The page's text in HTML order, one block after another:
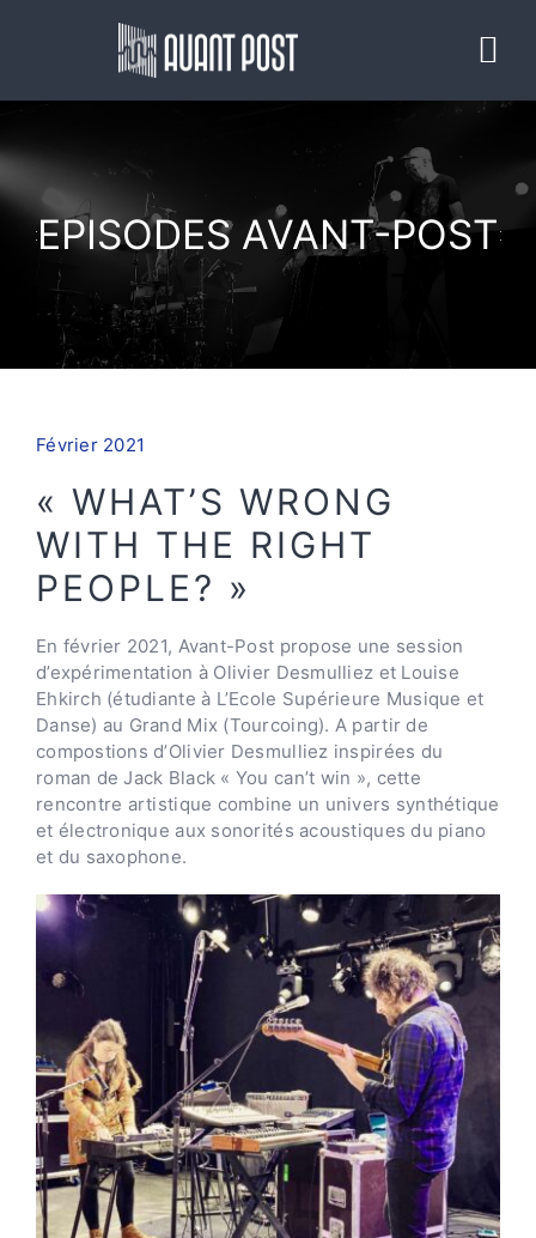
LE PROJET
ACTUALITÉS
AVANT-POST STUDIO
PARTENAIRES
EPISODES AVANT-POST
Février 2021
« WHAT’S WRONG
WITH THE RIGHT
PEOPLE? »
En février 2021, Avant-Post propose une session
d’expérimentation à Olivier Desmulliez et Louise
Ehkirch (étudiante à L’Ecole Supérieure Musique et
Danse) au Grand Mix (Tourcoing). A partir de
compostions d’Olivier Desmulliez inspirées du
roman de Jack Black « You can’t win », cette
rencontre artistique combine un univers synthétique
et électronique aux sonorités acoustiques du piano
et du saxophone.